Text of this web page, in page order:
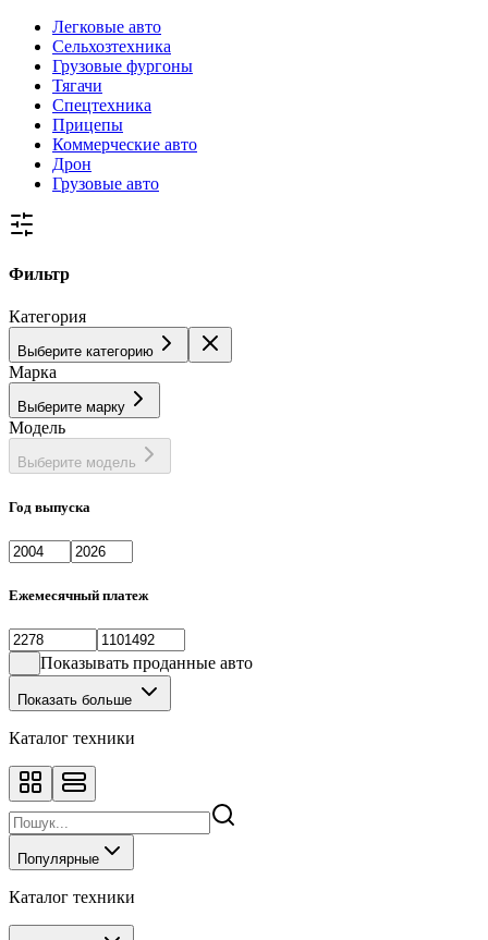
Легковые авто
Сельхозтехника
Грузовые фургоны
Тягачи
Спецтехника
Прицепы
Коммерческие авто
Дрон
Грузовые авто
Фильтр
Категория
Выберите категорию
Марка
Выберите марку
Модель
Выберите модель
Год выпуска
Ежемесячный платеж
Показывать проданные авто
Показать больше
Каталог техники
Популярные
Каталог техники